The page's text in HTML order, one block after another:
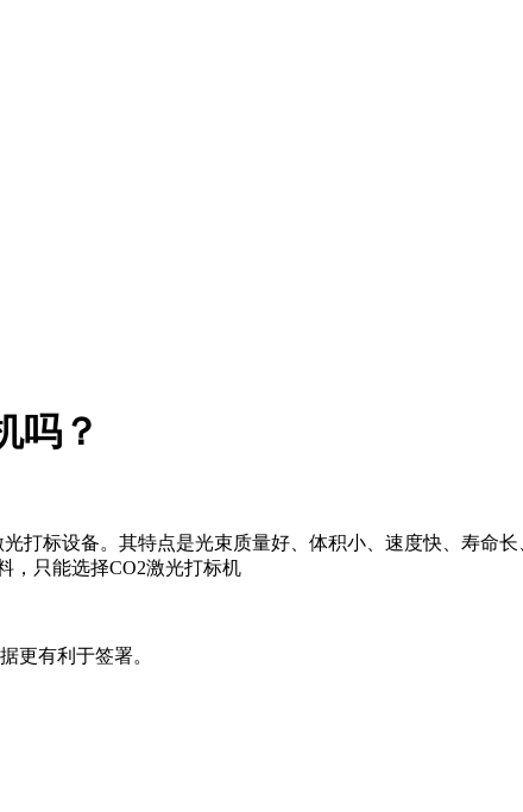
吗？
打标设备。其特点是光束质量好、体积小、速度快、寿命长
，只能选择CO2激光打标机
有利于签署。